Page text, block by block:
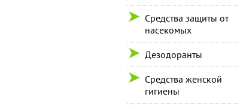
Средства защиты от
насекомых
Дезодоранты
Средства женской
гигиены